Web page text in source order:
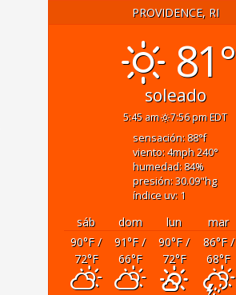
PROVIDENCE, RI
81°
soleado
5:45 am 7:56 pm EDT
sensación: 88°f
viento: 4mph240°
humedad: 84%
presión: 30.09"hg
índice uv: 1
sáb dom lun mar
90°F/
72°F
91°F/
66°F
90°F/
72°F
86°F/
68°F